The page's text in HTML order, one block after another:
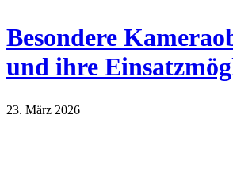
Besondere
und ihre
23. März 2026